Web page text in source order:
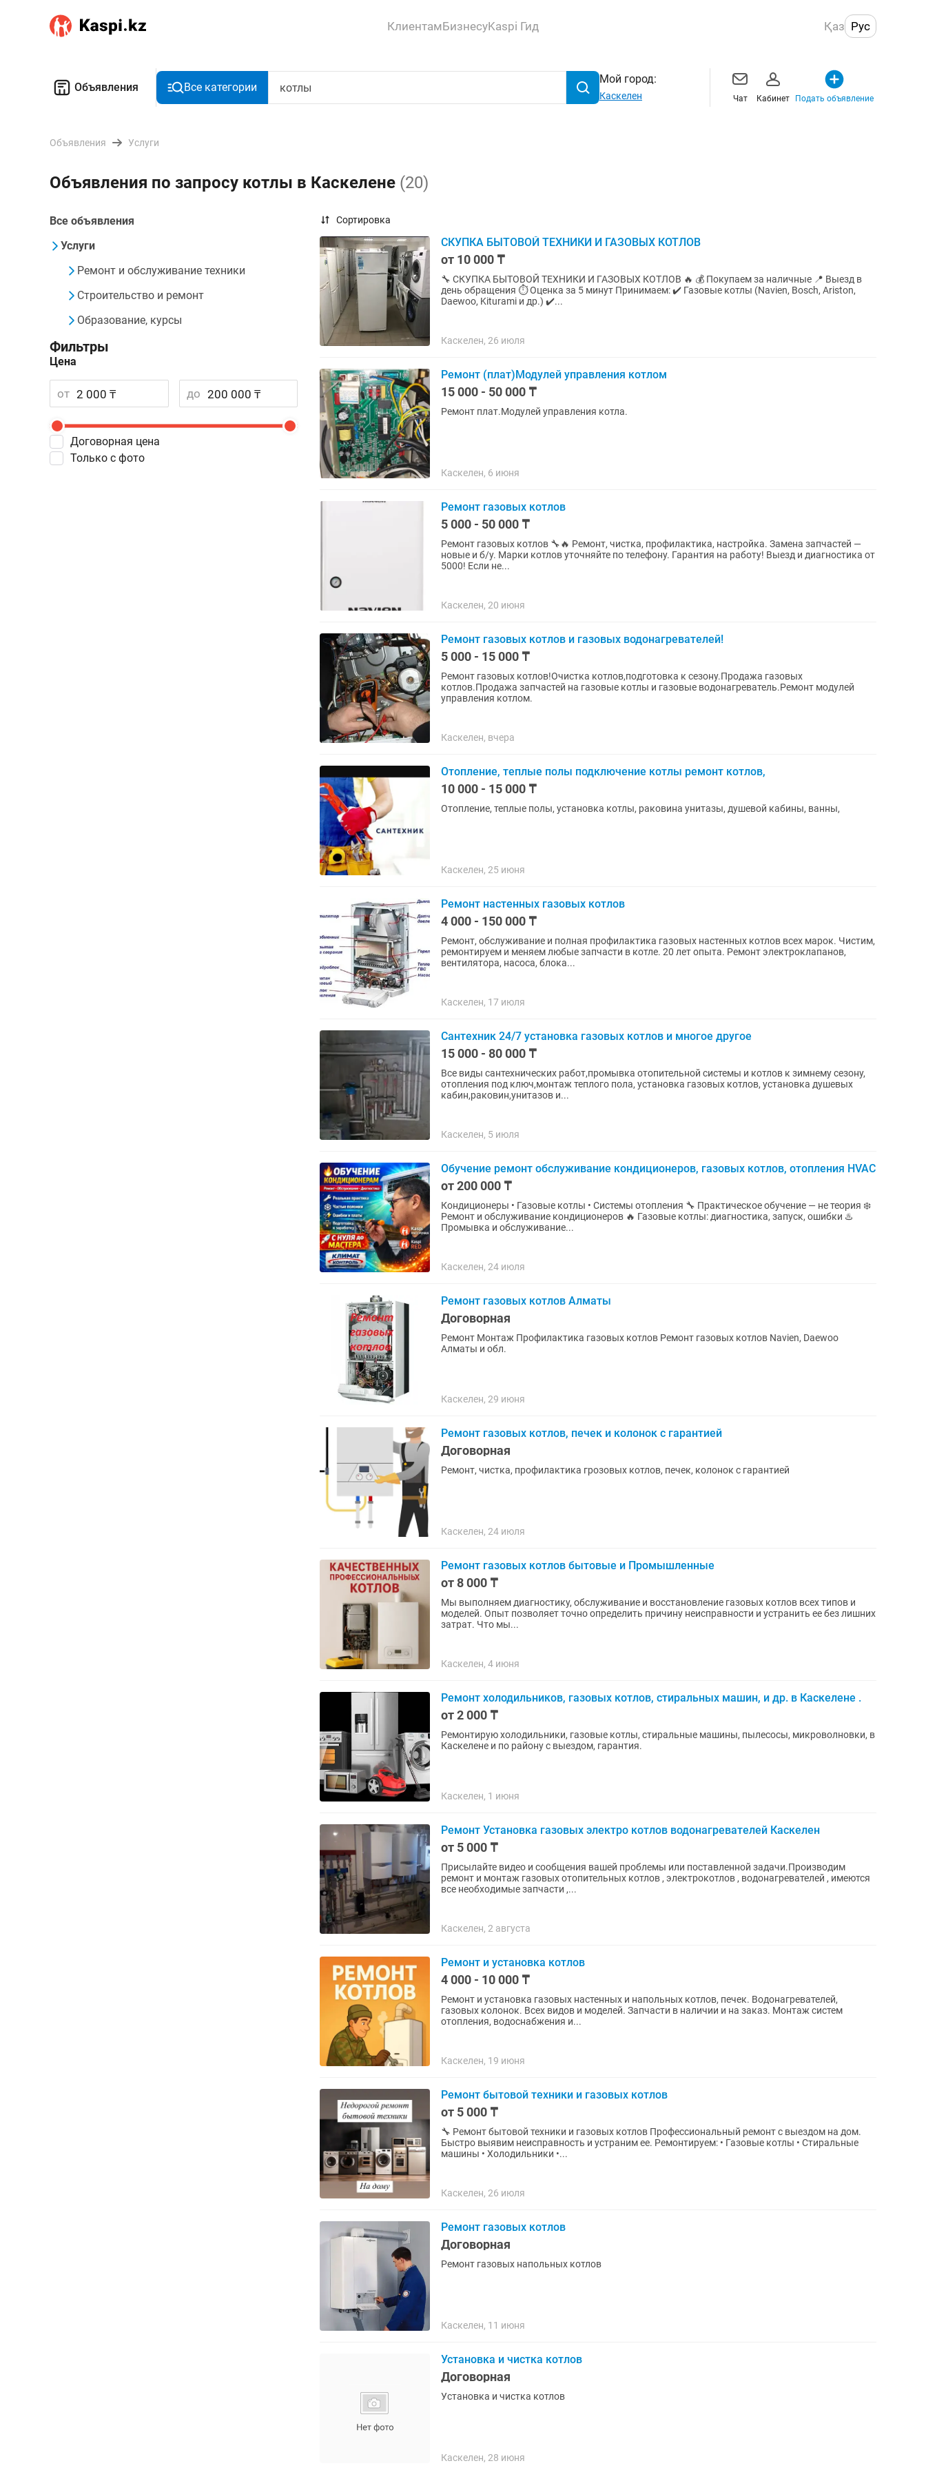
КлиентамБизнесуKaspi Гид Қаз Рус
Объявления Все категории
Мой город:
Каскелен Чат Кабинет Подать объявление
Объявления Услуги
Объявления по запросу котлы в Каскелене (20)
Все объявления
Услуги
Ремонт и обслуживание техники
Строительство и ремонт
Образование, курсы
Фильтры
Цена
от до
Договорная цена
Только с фото
Сортировка
СКУПКА БЫТОВОЙ ТЕХНИКИ И ГАЗОВЫХ КОТЛОВ
от 10 000 ₸
🔧 СКУПКА БЫТОВОЙ ТЕХНИКИ И ГАЗОВЫХ КОТЛОВ 🔥 💰 Покупаем за наличные 📍 Выезд в
день обращения ⏱ Оценка за 5 минут Принимаем: ✔️ Газовые котлы (Navien, Bosch, Ariston,
Daewoo, Kiturami и др.) ✔️...
Каскелен, 26 июля
Ремонт (плат)Модулей управления котлом
15 000 - 50 000 ₸
Ремонт плат.Модулей управления котла.
Каскелен, 6 июня
Ремонт газовых котлов
5 000 - 50 000 ₸
Ремонт газовых котлов 🔧🔥 Ремонт, чистка, профилактика, настройка. Замена запчастей —
новые и б/у. Марки котлов уточняйте по телефону. Гарантия на работу! Выезд и диагностика от
5000! Если не...
Каскелен, 20 июня
Ремонт газовых котлов и газовых водонагревателей!
5 000 - 15 000 ₸
Ремонт газовых котлов!Очистка котлов,подготовка к сезону.Продажа газовых
котлов.Продажа запчастей на газовые котлы и газовые водонагреватель.Ремонт модулей
управления котлом.
Каскелен, вчера
Отопление, теплые полы подключение котлы ремонт котлов,
10 000 - 15 000 ₸
Отопление, теплые полы, установка котлы, раковина унитазы, душевой кабины, ванны,
Каскелен, 25 июня
Ремонт настенных газовых котлов
4 000 - 150 000 ₸
Ремонт, обслуживание и полная профилактика газовых настенных котлов всех марок. Чистим,
ремонтируем и меняем любые запчасти в котле. 20 лет опыта. Ремонт электроклапанов,
вентилятора, насоса, блока...
Каскелен, 17 июля
Сантехник 24/7 установка газовых котлов и многое другое
15 000 - 80 000 ₸
Все виды сантехнических работ,промывка отопительной системы и котлов к зимнему сезону,
отопления под ключ,монтаж теплого пола, установка газовых котлов, установка душевых
кабин,раковин,унитазов и...
Каскелен, 5 июля
Обучение ремонт обслуживание кондиционеров, газовых котлов, отопления HVAC
от 200 000 ₸
Кондиционеры • Газовые котлы • Системы отопления 🔧 Практическое обучение — не теория ❄️
Ремонт и обслуживание кондиционеров 🔥 Газовые котлы: диагностика, запуск, ошибки ♨️
Промывка и обслуживание...
Каскелен, 24 июля
Ремонт газовых котлов Алматы
Договорная
Ремонт Монтаж Профилактика газовых котлов Ремонт газовых котлов Navien, Daewoo
Алматы и обл.
Каскелен, 29 июня
Ремонт газовых котлов, печек и колонок с гарантией
Договорная
Ремонт, чистка, профилактика грозовых котлов, печек, колонок с гарантией
Каскелен, 24 июля
Ремонт газовых котлов бытовые и Промышленные
от 8 000 ₸
Мы выполняем диагностику, обслуживание и восстановление газовых котлов всех типов и
моделей. Опыт позволяет точно определить причину неисправности и устранить ее без лишних
затрат. Что мы...
Каскелен, 4 июня
Ремонт холодильников, газовых котлов, стиральных машин, и др. в Каскелене .
от 2 000 ₸
Ремонтирую холодильники, газовые котлы, стиральные машины, пылесосы, микроволновки, в
Каскелене и по району с выездом, гарантия.
Каскелен, 1 июня
Ремонт Установка газовых электро котлов водонагревателей Каскелен
от 5 000 ₸
Присылайте видео и сообщения вашей проблемы или поставленной задачи.Производим
ремонт и монтаж газовых отопительных котлов , электрокотлов , водонагревателей , имеются
все необходимые запчасти ,...
Каскелен, 2 августа
Ремонт и установка котлов
4 000 - 10 000 ₸
Ремонт и установка газовых настенных и напольных котлов, печек. Водонагревателей,
газовых колонок. Всех видов и моделей. Запчасти в наличии и на заказ. Монтаж систем
отопления, водоснабжения и...
Каскелен, 19 июня
Ремонт бытовой техники и газовых котлов
от 5 000 ₸
🔧 Ремонт бытовой техники и газовых котлов Профессиональный ремонт с выездом на дом.
Быстро выявим неисправность и устраним ее. Ремонтируем: • Газовые котлы • Стиральные
машины • Холодильники •...
Каскелен, 26 июля
Ремонт газовых котлов
Договорная
Ремонт газовых напольных котлов
Каскелен, 11 июня
Установка и чистка котлов
Договорная
Установка и чистка котлов
Каскелен, 28 июня